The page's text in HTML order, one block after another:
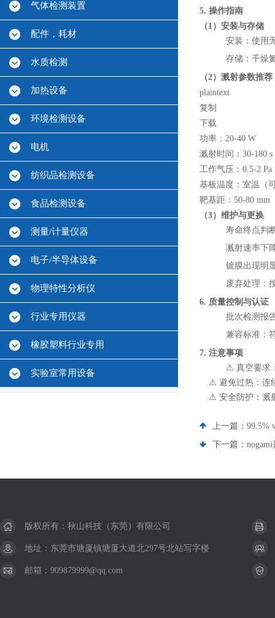
气体检测装置
配件，耗材
水质检测
加热设备
环境检测设备
电机
纺织品检测设备
食品检测设备
测量/计量仪器
电子/半导体设备
物理特性分析仪
行业专用仪器
橡胶塑料行业专用
实验室常用设备
5. 操作指南
（1）安装与存储
安装：使用
存储：干燥
（2）溅射参数推
plaintext
复制
下载
功率：20-40 W
溅射时间：30-180
工作气压：0.5-2
基板温度：室温（
靶基距：50-80 mm
（3）维护与更换
寿命终点判
溅射速率下
镀膜出现明
废弃处理：
6. 质量控制与认证
批次检测报
兼容标准：
7. 注意事项
⚠ 真空要求
⚠ 避免过热：连
⚠ 安全防护：溅
上一篇： 99.5%
下一篇：
版权所有：秋山科技（东莞）有限公司
地址：东莞市塘厦镇塘厦大道北297号北站写字楼
邮箱：909879999@qq.com